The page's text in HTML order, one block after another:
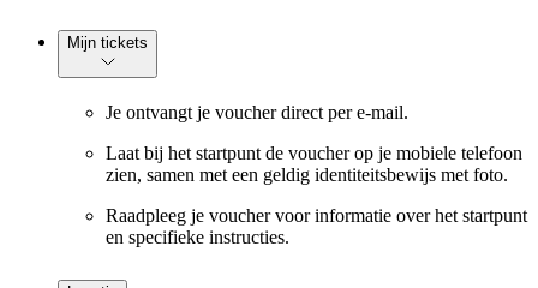
Mijn tickets
Je ontvangt je voucher direct per e-mail.
Laat bij het startpunt de voucher op je mobiele telefoon
zien, samen met een geldig identiteitsbewijs met foto.
Raadpleeg je voucher voor informatie over het startpunt
en specifieke instructies.